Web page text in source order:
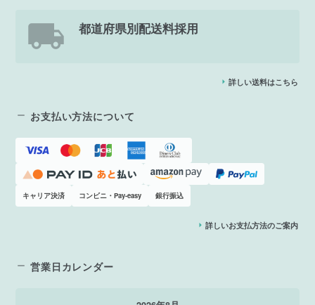
都道府県別配送料採用
詳しい送料はこちら
お支払い方法について
キャリア決済 コンビニ・Pay-easy 銀行振込
詳しいお支払方法のご案内
営業日カレンダー